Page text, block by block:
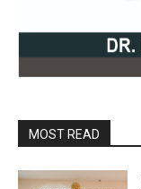
MOST READ